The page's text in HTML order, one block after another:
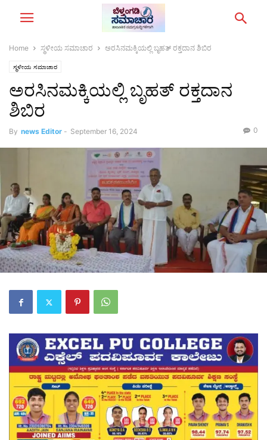
Home ಸ್ಥಳೀಯ ಸಮಾಚಾರ ಅರಸಿನಮಕ್ಕಿಯಲ್ಲಿ ಬೃಹತ್ ರಕ್ತದಾನ ಶಿಬಿರ
ಸ್ಥಳೀಯ ಸಮಾಚಾರ
ಅರಸಿನಮಕ್ಕಿಯಲ್ಲಿ ಬೃಹತ್ ರಕ್ತದಾನ
ಶಿಬಿರ
By news Editor - September 16, 2024 0